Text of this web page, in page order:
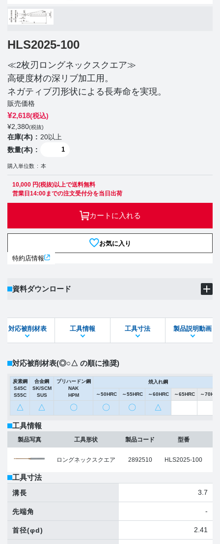
HLS2025-100
≪2枚刃ロングネックスクエア≫
高硬度材の深リブ加工用。
ネガティブ刃形状による長寿命を実現。
販売価格
¥2,618(税込)
¥2,380(税抜)
在庫(本)
20以上
数量(本)
購入単位数 本
10,000 円(税抜)以上で送料無料
営業日14:00までの注文受付分を当日出荷
カートに入れる
お気に入り
特約店情報
資料ダウンロード
STEPファイル DXFファイル
対応被削材表 工具情報 工具寸法 製品説明動画
対応被削材表(◎○△ の順に推奨)
炭素鋼
S45C
S55C
合金鋼
SK/SCM
SUS
プリハードン鋼
NAK
HPM
焼入れ鋼
～50HRC ～55HRC ～60HRC ～65HRC ～
△ △ 〇 〇 〇 △
工具情報
製品写真 工具形状
ロングネックスクエア
製品コード
2892510
型番
HLS2025-100
工具寸法
溝長 3.7
先端角 -
首径(φd) 2.41